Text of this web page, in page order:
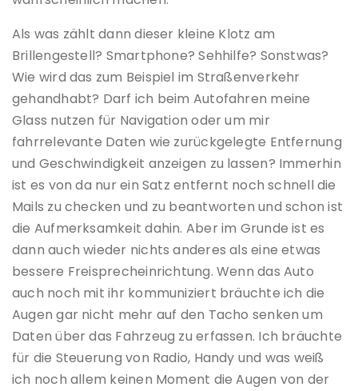
Als was zählt dann dieser kleine Klotz am
Brillengestell? Smartphone? Sehhilfe? Sonstwas?
Wie wird das zum Beispiel im Straßenverkehr
gehandhabt? Darf ich beim Autofahren meine
Glass nutzen für Navigation oder um mir
fahrrelevante Daten wie zurückgelegte Entfernung
und Geschwindigkeit anzeigen zu lassen? Immerhin
ist es von da nur ein Satz entfernt noch schnell die
Mails zu checken und zu beantworten und schon ist
die Aufmerksamkeit dahin. Aber im Grunde ist es
dann auch wieder nichts anderes als eine etwas
bessere Freisprecheinrichtung. Wenn das Auto
auch noch mit ihr kommuniziert bräuchte ich die
Augen gar nicht mehr auf den Tacho senken um
Daten über das Fahrzeug zu erfassen. Ich bräuchte
für die Steuerung von Radio, Handy und was weiß
ich noch allem keinen Moment die Augen von der